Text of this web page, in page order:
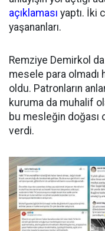
açıklaması yaptı. İki
yaşananları.
Remziye Demirkol
mesele para
oldu. Patronların
kuruma da muhalif
bu mesleğin doğası
verdi.